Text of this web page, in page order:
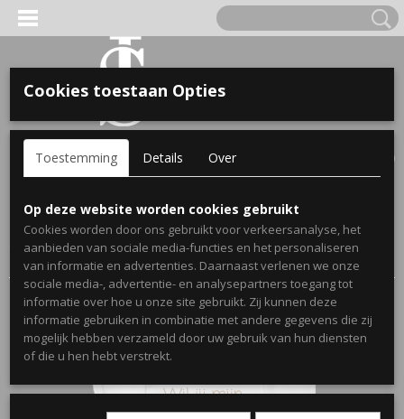
Inloggen Registreren
(0)
Home >Webshop>Bekendmakingen Zwangerschap
Spijkerjassen>Bekendmaking Beste vriend/Beste vriendin
Zwangerschaps bekendmaking rompertje wil jij mijn beste
vriend zijn
VOOR KINDEREN
OPA & OMA.
NAAM EN GEBOORTEJAAR
Cookies toestaan Opties
Toestemming Details Over
Op deze website worden cookies gebruikt
Cookies worden door ons gebruikt voor verkeersanalyse, het
aanbieden van sociale media-functies en het personaliseren
van informatie en advertenties. Daarnaast verlenen we onze
sociale media-, advertentie- en analysepartners toegang tot
informatie over hoe u onze site gebruikt. Zij kunnen deze
informatie gebruiken in combinatie met andere gegevens die zij
mogelijk hebben verzameld door uw gebruik van hun diensten
of die u hen hebt verstrekt.